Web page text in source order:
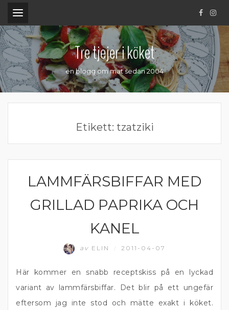
.
Tre tjejer i köket
en blogg om mat sedan 2004
Etikett: tzatziki
FÄRS
LAMMFÄRSBIFFAR MED
GRILLAD PAPRIKA OCH
KANEL
av ELIN 2011-04-07
Här kommer en snabb receptskiss på en lyckad
variant av lammfärsbiffar. Det blir på ett ungefär
eftersom jag inte stod och mätte exakt i köket.